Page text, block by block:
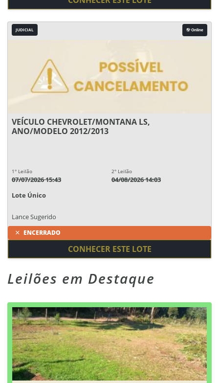
JUDICIAL Online
VEÍCULO CHEVROLET/MONTANA LS,
ANO/MODELO 2012/2013
1° Leilão
07/07/2026 15:43
2° Leilão
04/08/2026 14:03
Lote Único
Lance Sugerido
ENCERRADO
CONHECER ESTE LOTE
Leilões em Destaque